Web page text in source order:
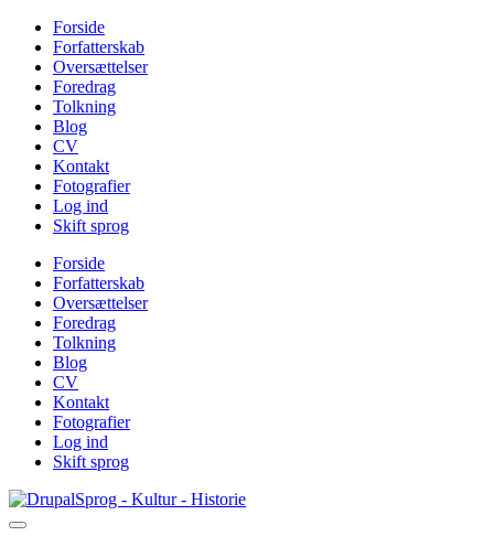
Forside
Forfatterskab
Oversættelser
Foredrag
Tolkning
Blog
CV
Kontakt
Fotografier
Log ind
Skift sprog
Forside
Forfatterskab
Oversættelser
Foredrag
Tolkning
Blog
CV
Kontakt
Fotografier
Log ind
Skift sprog
Gå
til
Sprog - Kultur - Historie